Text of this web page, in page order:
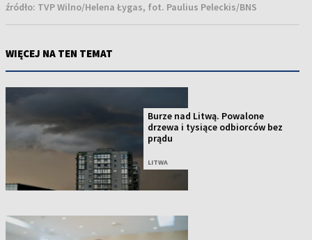
źródło: TVP Wilno/Helena Łygas, fot. Paulius Peleckis/BNS
WIĘCEJ NA TEN TEMAT
Burze nad Litwą. Powalone
drzewa i tysiące odbiorców bez
prądu
LITWA